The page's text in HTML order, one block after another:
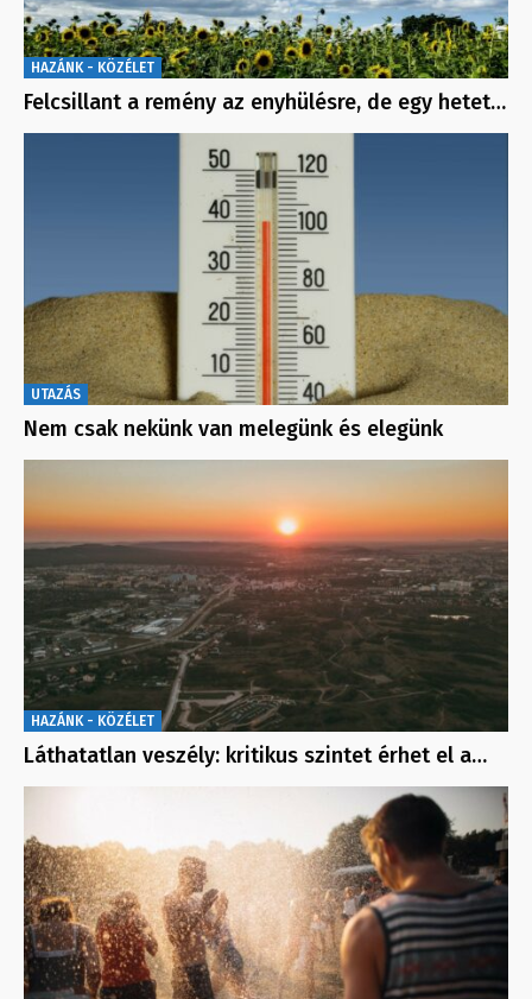
HAZÁNK - KÖZÉLET
Felcsillant a remény az enyhülésre, de egy hetet…
UTAZÁS
Nem csak nekünk van melegünk és elegünk
HAZÁNK - KÖZÉLET
Láthatatlan veszély: kritikus szintet érhet el a…